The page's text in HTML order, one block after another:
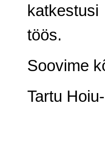
töös.
Soovime
Tartu